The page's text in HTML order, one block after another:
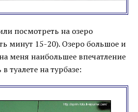
посмотреть на озеро
минут 15-20). Озеро большое и
меня наибольшее впечатление
туалете на турбазе: